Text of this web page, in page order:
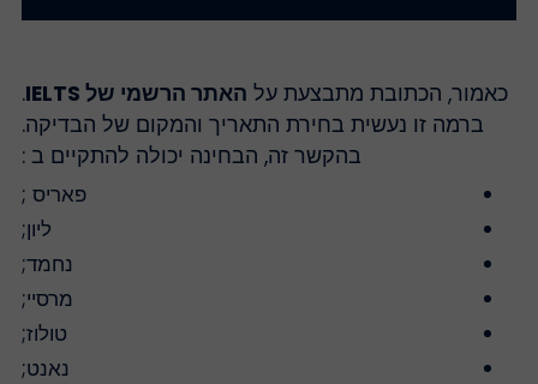
כאמור, הכתובת מתבצעת עלהאתר הרשמי של IELTS
.
ברמה זו נעשית בחירת התאריך והמקום של הבדיקה.
בהקשר זה, הבחינה יכולה להתקיים ב :
פאריס ;
ליון;
נחמד;
מרסיי;
טולוז;
נאנט;